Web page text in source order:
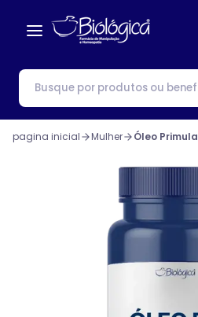
pagina inicial Mulher Óleo Primula